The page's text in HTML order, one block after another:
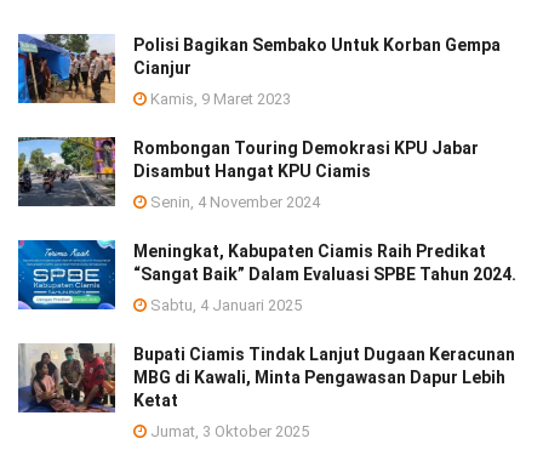
Polisi Bagikan Sembako Untuk Korban Gempa
Cianjur
Kamis, 9 Maret 2023
Rombongan Touring Demokrasi KPU Jabar
Disambut Hangat KPU Ciamis
Senin, 4 November 2024
Meningkat, Kabupaten Ciamis Raih Predikat
“Sangat Baik” Dalam Evaluasi SPBE Tahun 2024.
Sabtu, 4 Januari 2025
Bupati Ciamis Tindak Lanjut Dugaan Keracunan
MBG di Kawali, Minta Pengawasan Dapur Lebih
Ketat
Jumat, 3 Oktober 2025